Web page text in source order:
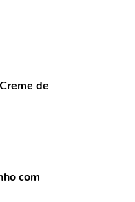
de
com